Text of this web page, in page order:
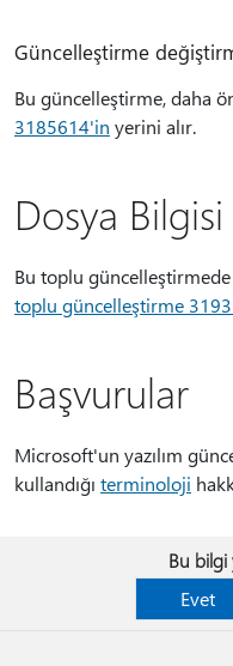
Güncelleştirme
Bu güncelleştirme, daha
3185614'in yerini alır.
Dosya Bilgisi
Bu toplu
toplu güncelleştirme
Başvurular
Microsoft'un yazılım
kullandığı terminoloji
Bu bilgi
Evet